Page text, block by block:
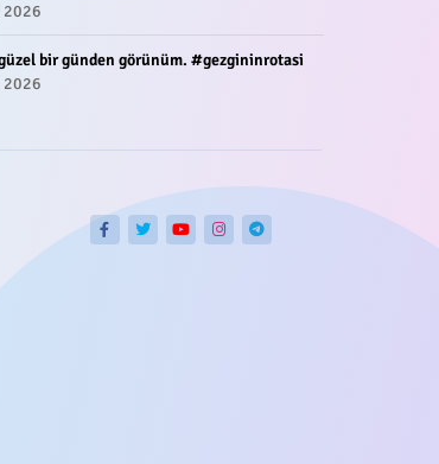
2026
bir günden görünüm. #gezgininrotasi
2026